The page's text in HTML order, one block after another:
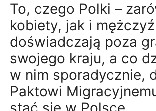
To, czego Polki –
kobiety, jak i
doświadczają poza
swojego kraju, a co
w nim sporadycznie,
Paktowi